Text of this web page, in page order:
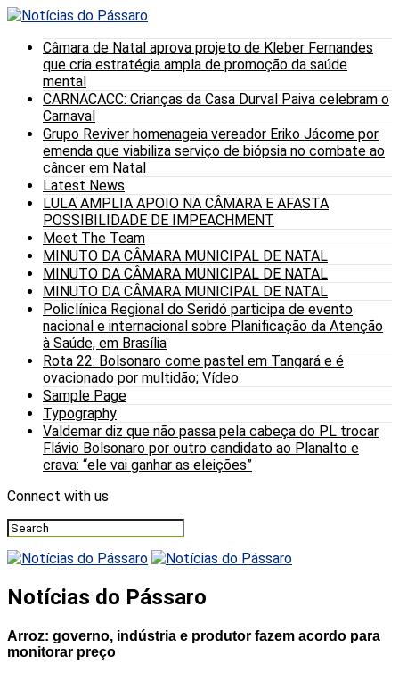
Câmara de Natal aprova projeto de Kleber Fernandes
que cria estratégia ampla de promoção da saúde
mental
CARNACACC: Crianças da Casa Durval Paiva celebram o
Carnaval
Grupo Reviver homenageia vereador Eriko Jácome por
emenda que viabiliza serviço de biópsia no combate ao
câncer em Natal
Latest News
LULA AMPLIA APOIO NA CÂMARA E AFASTA
POSSIBILIDADE DE IMPEACHMENT
Meet The Team
MINUTO DA CÂMARA MUNICIPAL DE NATAL
MINUTO DA CÂMARA MUNICIPAL DE NATAL
MINUTO DA CÂMARA MUNICIPAL DE NATAL
Policlínica Regional do Seridó participa de evento
nacional e internacional sobre Planificação da Atenção
à Saúde, em Brasília
Rota 22: Bolsonaro come pastel em Tangará e é
ovacionado por multidão; Vídeo
Sample Page
Typography
Valdemar diz que não passa pela cabeça do PL trocar
Flávio Bolsonaro por outro candidato ao Planalto e
crava: “ele vai ganhar as eleições”
Connect with us
Notícias do Pássaro
Arroz: governo, indústria e produtor fazem acordo para
monitorar preço